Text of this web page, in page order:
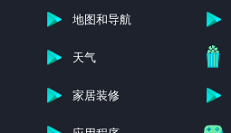
地图和导航
天气
家居装修